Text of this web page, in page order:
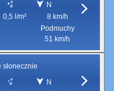
0,5 l/m²
N
8 km/h
Podmuchy
51 km/h
słonecznie
N